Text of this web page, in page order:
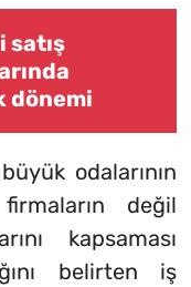
satış
dönemi
odalarının
değil
kapsaması
belirten iş